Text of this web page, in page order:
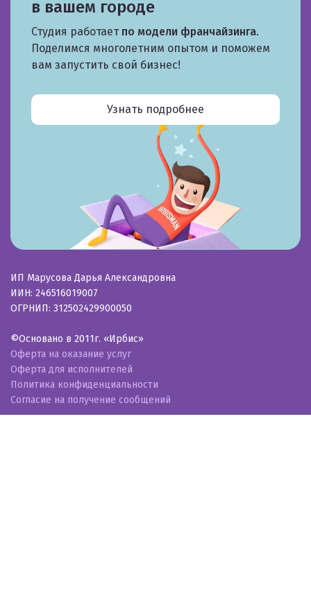
в вашем городе
Студия работает по модели франчайзинга.
Поделимся многолетним опытом и поможем
вам запустить свой бизнес!
Узнать подробнее
ИП Марусова Дарья Александровна
ИИН: 246516019007
ОГРНИП: 312502429900050
©Основано в 2011г. «Ирбис»
Оферта на оказание услуг
Оферта для исполнителей
Политика конфиденциальности
Согласие на получение сообщений